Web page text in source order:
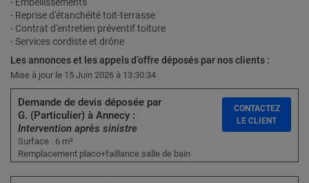
- Embellissements
- Reprise d'étanchéité toit-terrasse
- Contrat d'entretien préventif toiture
- Services cordiste et drône
Les annonces et les appels d’offre déposés par nos clients :
Mise à jour le 15 Juin 2026 à 13:30:34
Demande de devis déposée par
G. (Particulier) à Annecy :
Intervention après sinistre
Surface : 6 m²
Remplacement placo+faillance salle de bain
CONTACTEZ
LE CLIENT